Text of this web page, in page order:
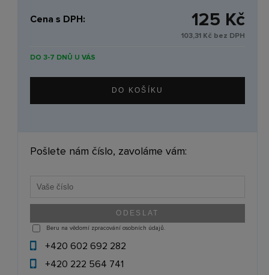
Cena s DPH: 125 Kč
103,31 Kč bez DPH
DO 3-7 DNŮ U VÁS
Pošlete nám číslo, zavoláme vám:
Beru na vědomí zpracování osobních údajů.
+420 602 692 282
+420 222 564 741